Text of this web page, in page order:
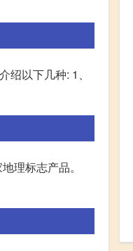
以下几种: 1、
理标志产品。